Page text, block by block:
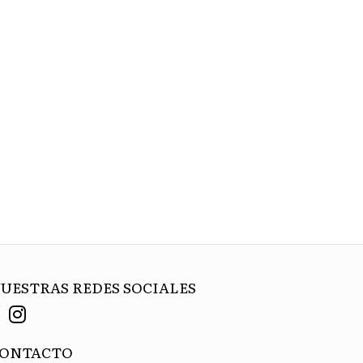
REDES SOCIALES